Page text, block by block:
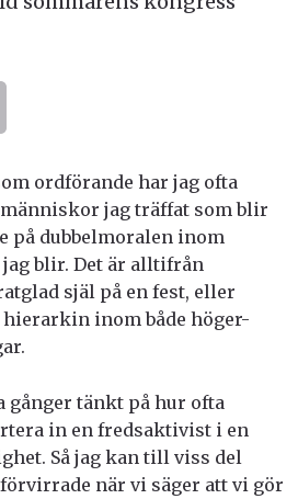
ordförande har jag ofta
jag träffat som blir
dubbelmoralen inom
blir. Det är alltifrån
själ på en fest, eller
inom både höger-
gånger tänkt på hur ofta
in en fredsaktivist i en
Så jag kan till viss del
när vi säger att vi gör